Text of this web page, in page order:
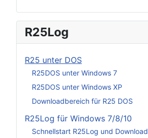
R25Log
R25 unter DOS
R25DOS unter Windows 7
R25DOS unter Windows XP
Downloadbereich für R25 DOS
R25Log für Windows 7/8/10
Schnellstart R25Log und Download